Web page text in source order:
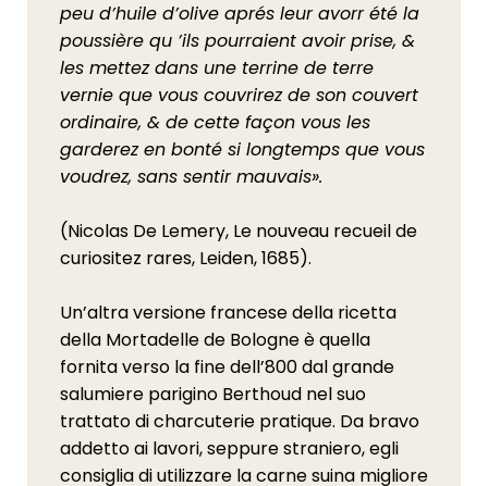
peu d’huile d’olive aprés leur avorr été la
poussière qu ’ils pourraient avoir prise, &
les mettez dans une terrine de terre
vernie que vous couvrirez de son couvert
ordinaire, & de cette façon vous les
garderez en bonté si longtemps que vous
voudrez, sans sentir mauvais».
(Nicolas De Lemery, Le nouveau recueil de
curiositez rares, Leiden, 1685).
Un’altra versione francese della ricetta
della Mortadelle de Bologne è quella
fornita verso la fine dell’800 dal grande
salumiere parigino Berthoud nel suo
trattato di charcuterie pratique. Da bravo
addetto ai lavori, seppure straniero, egli
consiglia di utilizzare la carne suina migliore